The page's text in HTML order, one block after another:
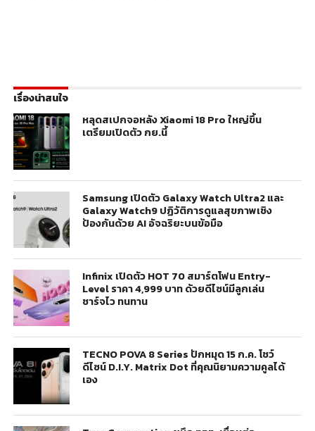
เรื่องน่าสนใจ
หลุดสเปกจอหลัง Xiaomi 18 Pro ใหญ่ขึ้น
เตรียมเปิดตัว กย.นี้
Samsung เปิดตัว Galaxy Watch Ultra2 และ
Galaxy Watch9 ปฏิวัติการดูแลสุขภาพเชิง
ป้องกันด้วย AI อัจฉริยะบนข้อมือ
Infinix เปิดตัว HOT 70 สมาร์ตโฟน Entry-
Level ราคา 4,999 บาท ด้วยดีไซน์มีลูกเล่น
ชาร์จไว ทนทาน
TECNO POVA 8 Series ปักหมุด 15 ก.ค. โชว์
ดีไซน์ D.I.Y. Matrix Dot ที่คุณนิยามความคูลได้
เอง